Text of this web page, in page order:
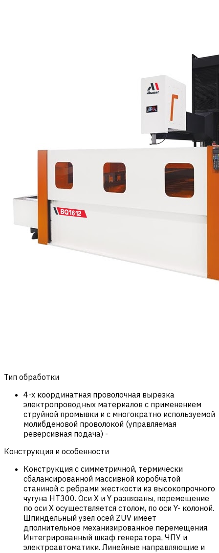
Тип обработки
4-х координатная проволочная вырезка
электропроводных материалов с применением
струйной промывки и с многократно используемой
молибденовой проволокой (управляемая
реверсивная подача) -
Конструкция и особенности
Конструкция с симметричной, термически
сбалансированной массивной коробчатой
станиной с ребрами жесткости из высокопрочного
чугуна HT300. Оси X и Y развязаны, перемещение
по оси X осуществляется столом, по оси Y- колоной.
Шпиндельный узел осей ZUV имеет
дполнительное механизированное перемещения.
Интегрированный шкаф генератора, ЧПУ и
электроавтоматики. Линейные направляющие и